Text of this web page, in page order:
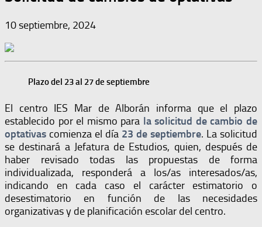
10 septiembre, 2024
Plazo del 23 al 27 de septiembre
El centro IES Mar de Alborán informa que el plazo
establecido por el mismo para la solicitud de cambio de
optativas comienza el día 23 de septiembre. La solicitud
se destinará a Jefatura de Estudios, quien, después de
haber revisado todas las propuestas de forma
individualizada, responderá a los/as interesados/as,
indicando en cada caso el carácter estimatorio o
desestimatorio en función de las necesidades
organizativas y de planificación escolar del centro.